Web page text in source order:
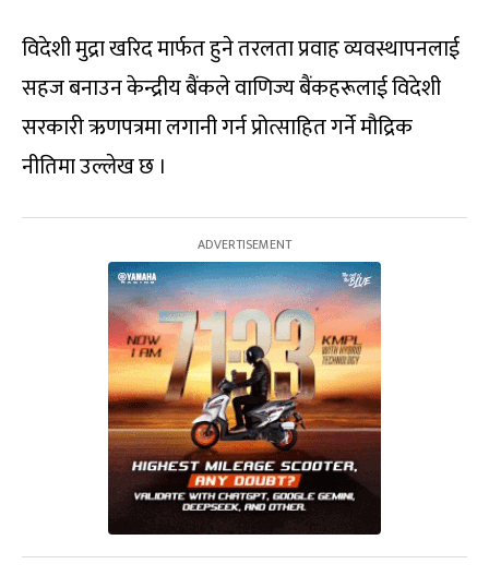
विदेशी मुद्रा खरिद मार्फत हुने तरलता प्रवाह व्यवस्थापनलाई
सहज बनाउन केन्द्रीय बैंकले वाणिज्य बैंकहरूलाई विदेशी
सरकारी ऋणपत्रमा लगानी गर्न प्रोत्साहित गर्ने मौद्रिक
नीतिमा उल्लेख छ ।